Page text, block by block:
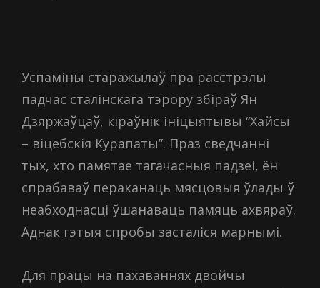
Успаміны старажылаў пра расстрэлы
падчас сталінскага тэрору збіраў Ян
Дзяржаўцаў, кіраўнік ініцыятывы “Хайсы
– віцебскія Курапаты”. Праз сведчанні
тых, хто памятае тагачасныя падзеі, ён
спрабаваў пераканаць мясцовыя ўлады ў
неабходнасці ўшанаваць памяць ахвяраў.
Аднак гэтыя спробы засталіся марнымі.
Для працы на пахаваннях двойчы